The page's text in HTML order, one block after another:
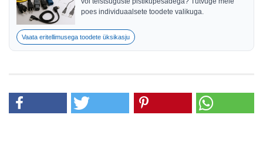
poes individuaalsete toodete valikuga.
Vaata eritellimusega toodete üksikasju